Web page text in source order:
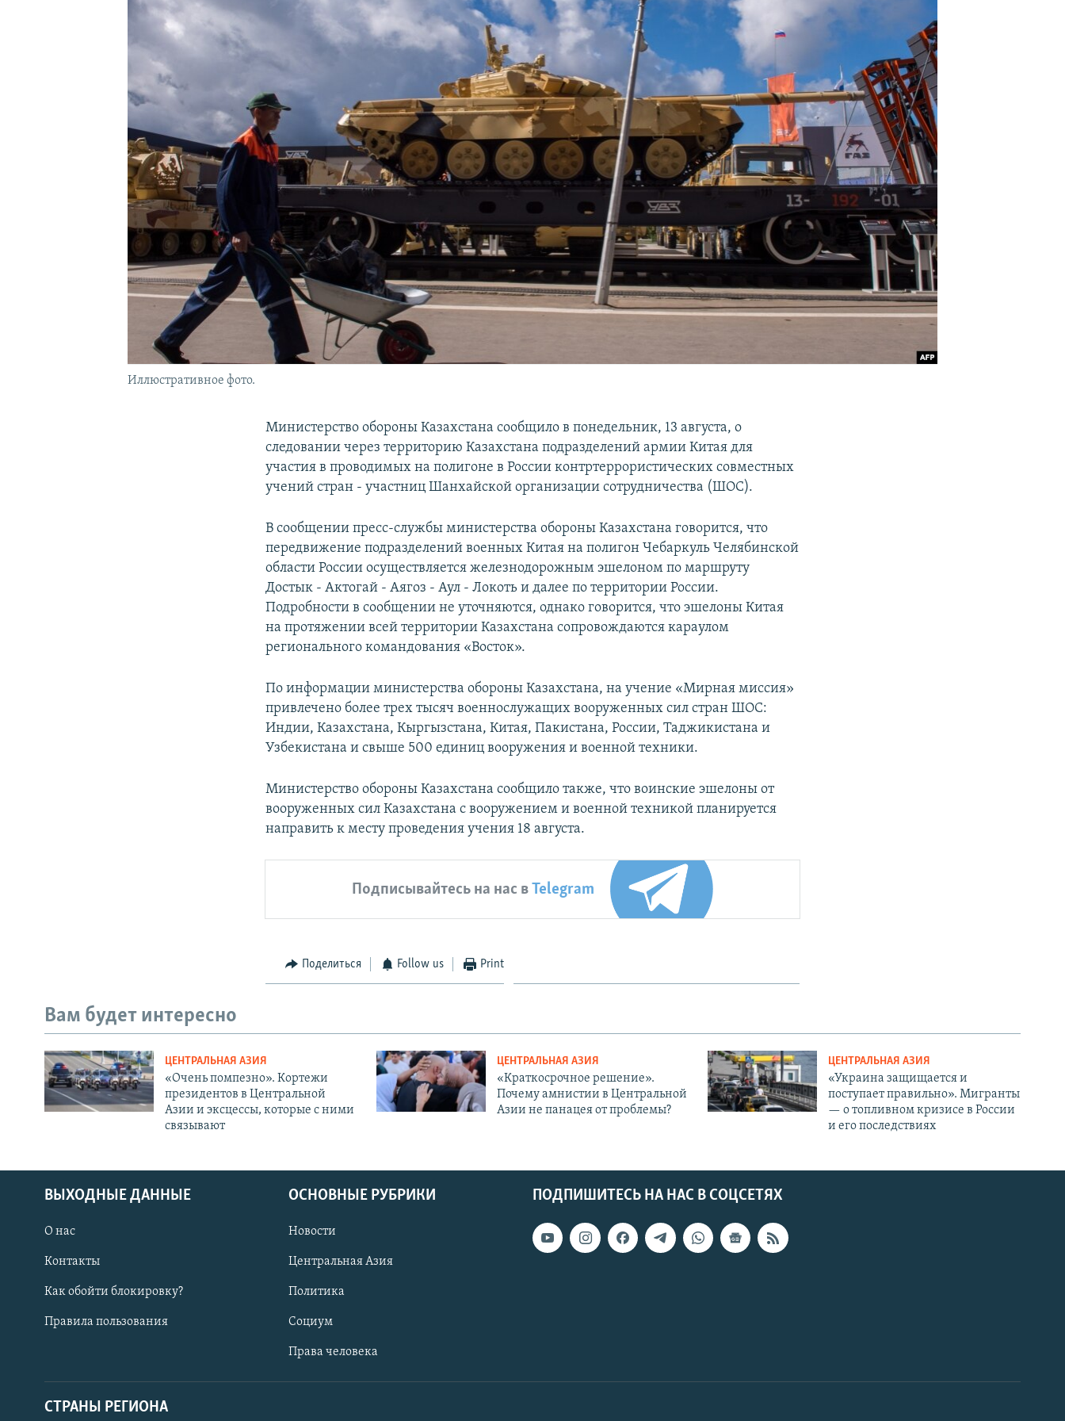
Иллюстративное фото.
Министерство обороны Казахстана сообщило в понедельник, 13 августа, о
следовании через территорию Казахстана подразделений армии Китая для
участия в проводимых на полигоне в России контртеррористических совместных
учений стран - участниц Шанхайской организации сотрудничества (ШОС).
В сообщении пресс-службы министерства обороны Казахстана говорится, что
передвижение подразделений военных Китая на полигон Чебаркуль Челябинской
области России осуществляется железнодорожным эшелоном по маршруту
Достык - Актогай - Аягоз - Аул - Локоть и далее по территории России.
Подробности в сообщении не уточняются, однако говорится, что эшелоны Китая
на протяжении всей территории Казахстана сопровождаются караулом
регионального командования «Восток».
По информации министерства обороны Казахстана, на учение «Мирная миссия»
привлечено более трех тысяч военнослужащих вооруженных сил стран ШОС:
Индии, Казахстана, Кыргызстана, Китая, Пакистана, России, Таджикистана и
Узбекистана и свыше 500 единиц вооружения и военной техники.
Министерство обороны Казахстана сообщило также, что воинские эшелоны от
вооруженных сил Казахстана с вооружением и военной техникой планируется
направить к месту проведения учения 18 августа.
Подписывайтесь на нас вTelegram
Поделиться Follow us Print
Вам будет интересно
ЦЕНТРАЛЬНАЯ АЗИЯ
«Очень помпезно». Кортежи
президентов в Центральной
Азии и эксцессы, которые с ними
связывают
ЦЕНТРАЛЬНАЯ АЗИЯ
«Краткосрочное решение».
Почему амнистии в Центральной
Азии не панацея от проблемы?
ЦЕНТРАЛЬНАЯ АЗИЯ
«Украина защищается и
поступает правильно». Мигранты
— о топливном кризисе в России
и его последствиях
ПОДПИШИТЕСЬ НА НАС В СОЦСЕТЯХ
ВЫХОДНЫЕ ДАННЫЕ
О нас
Контакты
Как обойти блокировку?
Правила пользования
ОСНОВНЫЕ РУБРИКИ
Новости
Центральная Азия
Политика
Социум
Права человека
СТРАНЫ РЕГИОНА